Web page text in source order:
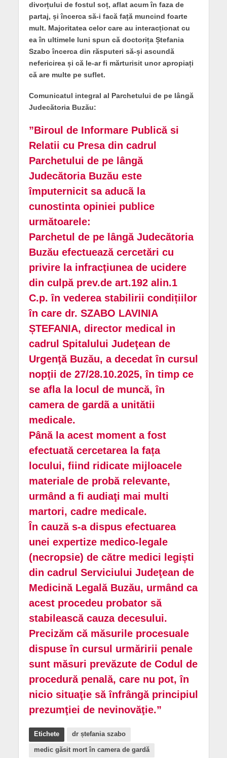
divorțului de fostul soț, aflat acum în faza de
partaj, și încerca să-i facă față muncind foarte
mult. Majoritatea celor care au interacționat cu
ea în ultimele luni spun că doctorița Ștefania
Szabo încerca din răsputeri să-și ascundă
nefericirea și că le-ar fi mărturisit unor apropiați
că are multe pe suflet.
Comunicatul integral al Parchetului de pe lângă
Judecătoria Buzău:
”Biroul de Informare Publică si
Relatii cu Presa din cadrul
Parchetului de pe lângă
Judecătoria Buzău este
împuternicit sa aducã la
cunostinta opiniei publice
următoarele:
Parchetul de pe lângă Judecătoria
Buzău efectuează cercetări cu
privire la infracţiunea de ucidere
din culpă prev.de art.192 alin.1
C.p. în vederea stabilirii condițiilor
în care dr. SZABO LAVINIA
ȘTEFANIA, director medical in
cadrul Spitalului Judeţean de
Urgenţă Buzău, a decedat în cursul
nopţii de 27/28.10.2025, în timp ce
se afla la locul de muncă, în
camera de gardã a unitătii
medicale.
Până la acest moment a fost
efectuată cercetarea la fața
locului, fiind ridicate mijloacele
materiale de probă relevante,
urmând a fi audiaţi mai multi
martori, cadre medicale.
În cauză s-a dispus efectuarea
unei expertize medico-legale
(necropsie) de către medici legiști
din cadrul Serviciului Judeţean de
Medicină Legală Buzău, urmând ca
acest procedeu probator să
stabilească cauza decesului.
Precizăm că măsurile procesuale
dispuse în cursul urmăririi penale
sunt măsuri prevăzute de Codul de
procedură penală, care nu pot, în
nicio situaţie să înfrângă principiul
prezumţiei de nevinovăţie.”
Etichete dr ștefania szabo
medic găsit mort în camera de gardă